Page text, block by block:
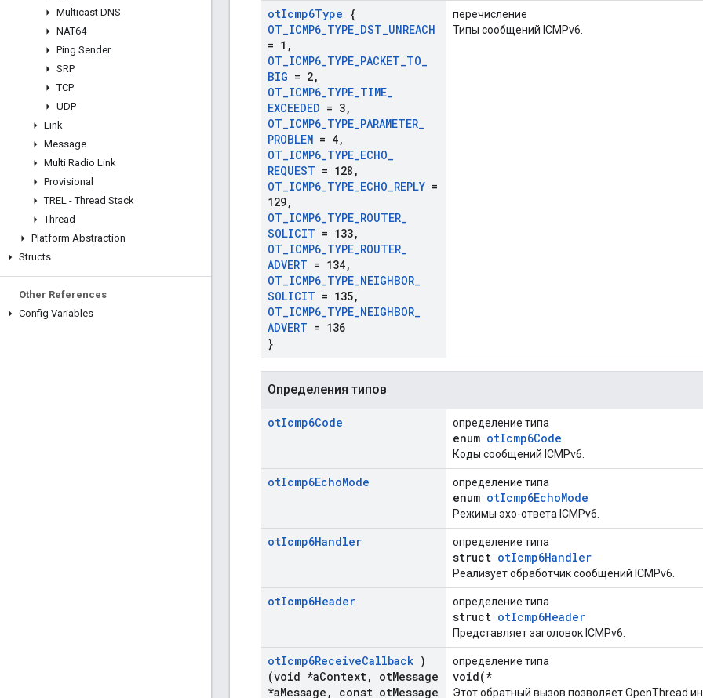
Multicast DNS
NAT64
Ping Sender
SRP
TCP
UDP
Link
Message
Multi Radio Link
Provisional
TREL - Thread Stack
Thread
Platform Abstraction
Structs
Other References
Config Variables
otIcmp6Type {
OT_ICMP6_TYPE_DST_UNREACH
= 1 ,
OT_ICMP6_TYPE_PACKET_TO_
BIG = 2,
OT_ICMP6_TYPE_TIME_
EXCEEDED = 3,
OT_ICMP6_TYPE_PARAMETER_
PROBLEM = 4,
OT_ICMP6_TYPE_ECHO_
REQUEST = 128 ,
OT_ICMP6_TYPE_ECHO_REPLY =
129,
OT_ICMP6_TYPE_ROUTER_
SOLICIT = 133,
OT_ICMP6_TYPE_ROUTER_
ADVERT = 134,
OT_ICMP6_TYPE_NEIGHBOR_
SOLICIT = 135,
OT_ICMP6_TYPE_NEIGHBOR_
ADVERT = 136
}
перечисление
Типы сообщений ICMPv6.
Определения типов
otIcmp6Code определение типа
enum otIcmp6Code
Коды сообщений ICMPv6.
otIcmp6EchoMode определение типа
enum otIcmp6EchoMode
Режимы эхо-ответа ICMPv6.
otIcmp6Handler определение типа
struct otIcmp6Handler
Реализует обработчик сообщений ICMPv6.
otIcmp6Header определение типа
struct otIcmp6Header
Представляет заголовок ICMPv6.
otIcmp6ReceiveCallback )
(void *aContext, otMessage
*aMessage , const otMessage
определение типа
void(*
Этот обратный вызов позволяет OpenThread